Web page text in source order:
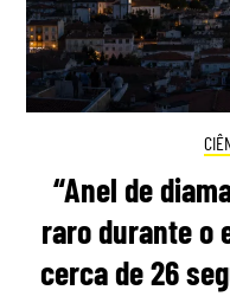
“Anel de
raro durante o
cerca de 26